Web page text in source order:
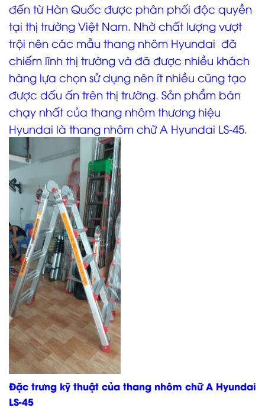
đến từ Hàn Quốc được phân phối độc quyền
tại thị trường Việt Nam. Nhờ chất lượng vượt
trội nên các mẫu thang nhôm Hyundai đã
chiếm lĩnh thị trường và đã được nhiều khách
hàng lựa chọn sử dụng nên ít nhiều cũng tạo
được dấu ấn trên thị trường. Sản phẩm bán
chạy nhất của thang nhôm thương hiệu
Hyundai là thang nhôm chữ A Hyundai LS-45.
Đặc trưng kỹ thuật của thang nhôm chữ A Hyundai
LS-45